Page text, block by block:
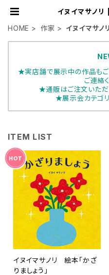
イヌイマサノ
HOME
作家 イヌイマサノリ
★実店舗で展示中の作品もご
ご連絡
★通販はご注文いただ
★展示会カテゴ
ITEM LIST
イヌイマサノリ 絵本「かざ
りましょう」